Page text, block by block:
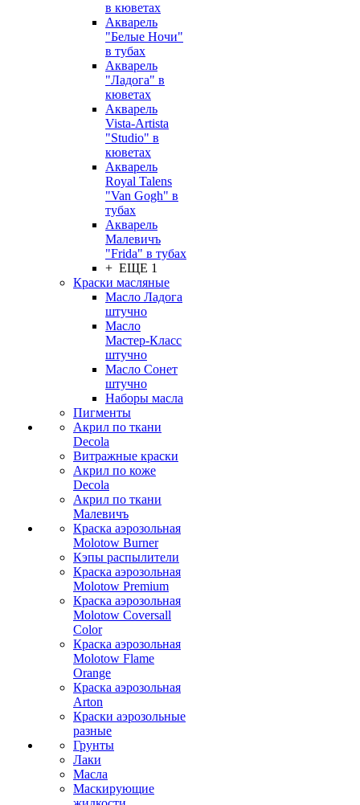
в кюветах
Акварель
"Белые Ночи"
в тубах
Акварель
"Ладога" в
кюветах
Акварель
Vista-Artista
"Studio" в
кюветах
Акварель
Royal Talens
"Van Gogh" в
тубах
Акварель
Малевичъ
"Frida" в тубах
+ ЕЩЕ 1
Краски масляные
Масло Ладога
штучно
Масло
Мастер-Класс
штучно
Масло Сонет
штучно
Наборы масла
Пигменты
Акрил по ткани
Decola
Витражные краски
Акрил по коже
Decola
Акрил по ткани
Малевичъ
Краска аэрозольная
Molotow Burner
Кэпы распылители
Краска аэрозольная
Molotow Premium
Краска аэрозольная
Molotow Coversall
Color
Краска аэрозольная
Molotow Flame
Orange
Краска аэрозольная
Arton
Краски аэрозольные
разные
Грунты
Лаки
Масла
Маскирующие